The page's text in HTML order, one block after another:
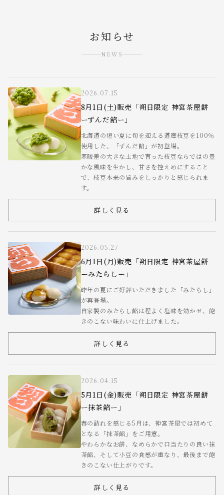
お知らせ
NEWS
2026.07.15
8月1日(土)販売「朔日限定 神宮茶屋餅
ーずんだ餡ー」
北海道の短い夏に旬を迎える道産枝豆を100％
使用した、「ずんだ餡」が初登場。
寒暖差の大きな土地で育った枝豆ならではの豊
かな風味を生かし、甘さを控えめにすること
で、枝豆本来の旨みをしっかりと感じられま
す。
詳しく見る
2026.05.27
6月1日(月)販売「朔日限定 神宮茶屋餅
ーみたらしー」
昨年の夏にご好評いただきました「みたらし」
が再登場。
自家製のみたらし餡は程よく塩味を効かせ、飽
きのこない味わいに仕上げました。
詳しく見る
2026.04.15
5月1日(金)販売「朔日限定 神宮茶屋餅
ー抹茶餡ー」
春の訪れを感じる5月は、神宮茶屋では初めて
となる「抹茶餡」をご用意。
やわらかなお餅、なめらかで口当たりの良い抹
茶餡、そして小豆の食感が重なり、最後まで飽
きのこない仕上がりです。
詳しく見る